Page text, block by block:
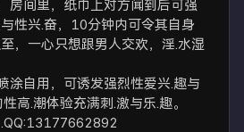
房间里，纸巾上对方闻到后可强
性兴.奋，10分钟内可令其自身
，一心只想跟男人交欢，淫.水湿
涂自用，可诱发强烈性爱兴.趣与
高.潮体验充满刺.激与乐.趣。